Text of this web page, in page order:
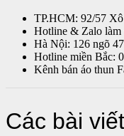
TP.HCM: 92/57
Hotline & Zalo làm
Hà Nội: 126 ngõ
Hotline miền Bắc:
Kênh bán áo thun
Các bài